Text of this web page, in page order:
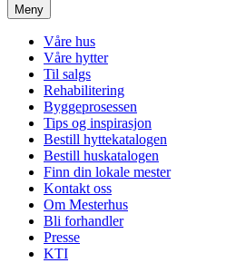
Meny
Våre hus
Våre hytter
Til salgs
Rehabilitering
Byggeprosessen
Tips og inspirasjon
Bestill hyttekatalogen
Bestill huskatalogen
Finn din lokale mester
Kontakt oss
Om Mesterhus
Bli forhandler
Presse
KTI